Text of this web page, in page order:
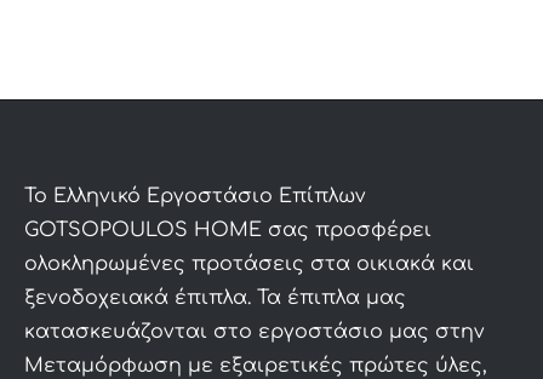
To Ελληνικό Εργοστάσιο Επίπλων
GOTSOPOULOS HOME σας προσφέρει
ολοκληρωμένες προτάσεις στα οικιακά και
ξενοδοχειακά έπιπλα. Τα έπιπλα μας
κατασκευάζονται στο εργοστάσιο μας στην
Μεταμόρφωση με εξαιρετικές πρώτες ύλες,